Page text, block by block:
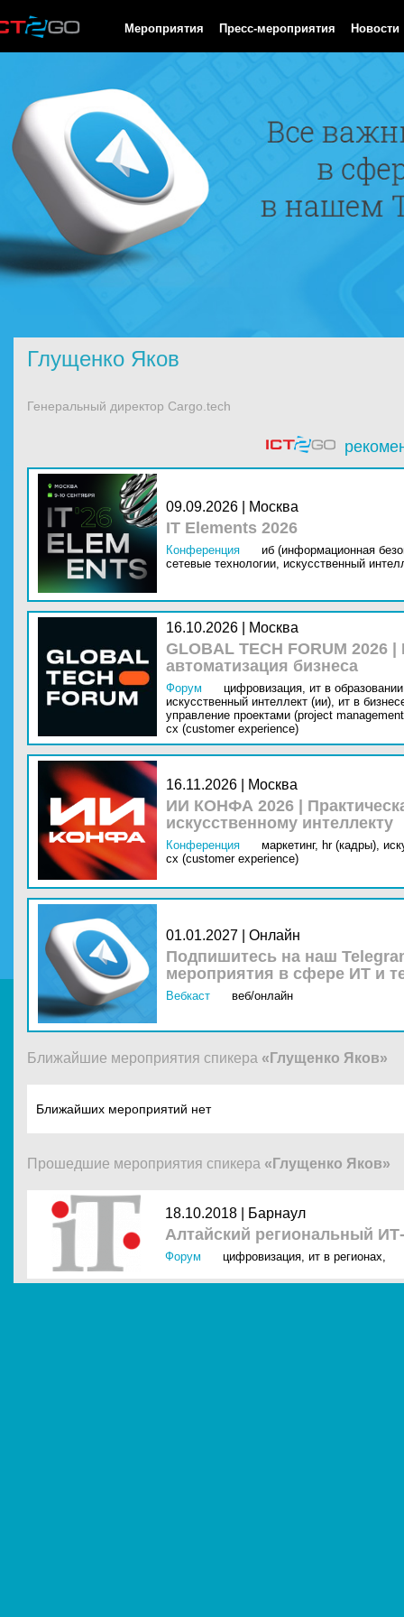
Мероприятия Пресс-мероприятия Новости
Глущенко Яков
Генеральный директор Cargo.tech
09.09.2026 | Москва
IT Elements 2026
Конференция
иб (информационная
сетевые технологии, искусственный
16.10.2026 | Москва
GLOBAL TECH FORUM
автоматизация бизнеса
Форум цифровизация, ит в
искусственный интеллект (ии), ит в
управление проектами (project
cx (customer experience)
16.11.2026 | Москва
ИИ КОНФА 2026 |
искусственному интеллекту
Конференция маркетинг, hr (кадры),
cx (customer experience)
01.01.2027 | Онлайн
Подпишитесь на наш
мероприятия в сфере ИТ и
Вебкаст веб/онлайн
Ближайшие мероприятия спикера «Глущенко Яков»
Ближайших мероприятий нет
Прошедшие мероприятия спикера «Глущенко Яков»
18.10.2018 | Барнаул
Алтайский региональный
Форум цифровизация, ит в регионах,